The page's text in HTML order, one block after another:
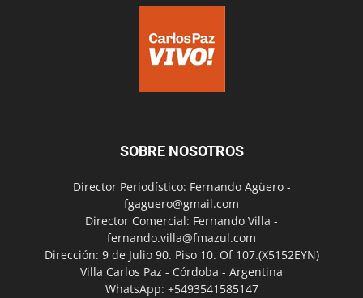
SOBRE NOSOTROS
Director Periodístico: Fernando Agüero -
fgaguero@gmail.com
Director Comercial: Fernando Villa -
fernando.villa@fmazul.com
Dirección: 9 de Julio 90. Piso 10. Of 107.(X5152EYN)
Villa Carlos Paz - Córdoba - Argentina
WhatsApp: +5493541585147